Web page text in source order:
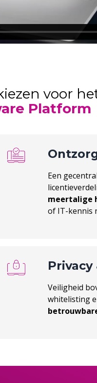
voor
Platform
Een
meertalige
of IT-kennis
Veiligheid
whitelisting